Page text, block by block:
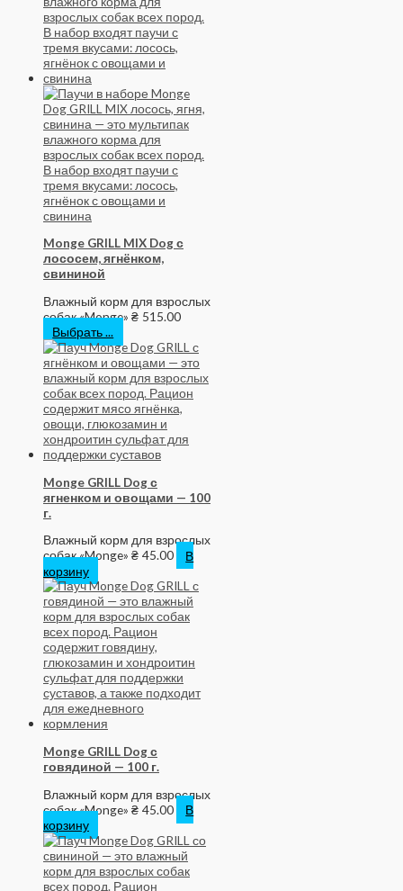
Monge GRILL MIX Dog с
лососем, ягнёнком,
свининой
Влажный корм для взрослых
собак «Monge» ₴ 515.00
Выбрать ...
Monge GRILL Dog с
ягненком и овощами — 100
г.
Влажный корм для взрослых
собак «Monge» ₴ 45.00
В
корзину
Monge GRILL Dog с
говядиной — 100 г.
Влажный корм для взрослых
собак «Monge» ₴ 45.00
В
корзину